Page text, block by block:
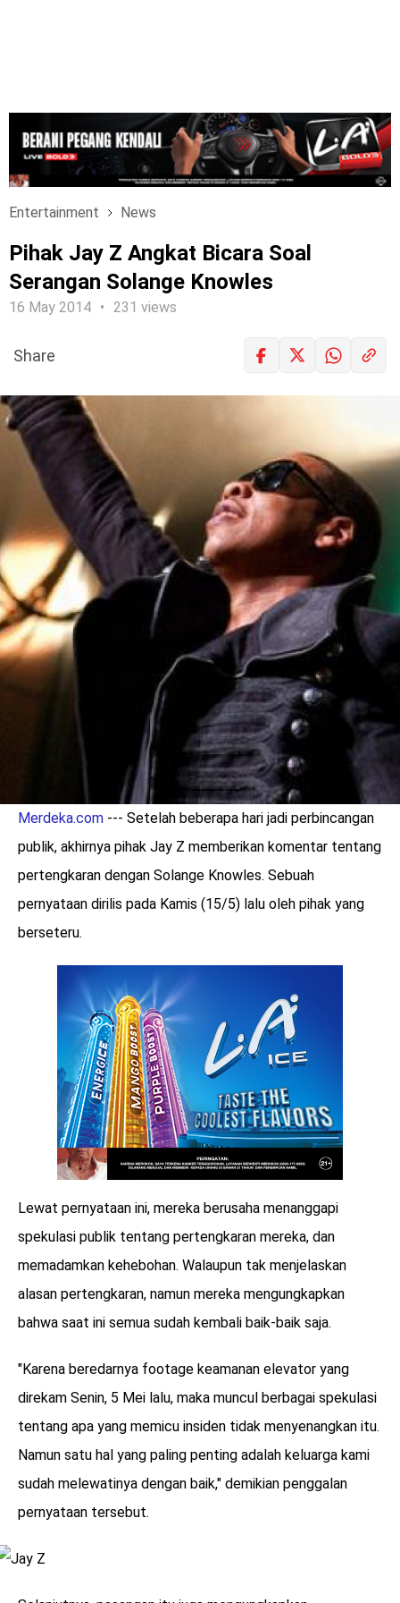
Entertainment News
Pihak Jay Z Angkat Bicara Soal
Serangan Solange Knowles
16 May 2014 231 views
menarik
Share
Merdeka.com --- Setelah beberapa hari jadi perbincangan
publik, akhirnya pihak Jay Z memberikan komentar tentang
pertengkaran dengan Solange Knowles. Sebuah
pernyataan dirilis pada Kamis (15/5) lalu oleh pihak yang
berseteru.
Lewat pernyataan ini, mereka berusaha menanggapi
spekulasi publik tentang pertengkaran mereka, dan
memadamkan kehebohan. Walaupun tak menjelaskan
alasan pertengkaran, namun mereka mengungkapkan
bahwa saat ini semua sudah kembali baik-baik saja.
"Karena beredarnya footage keamanan elevator yang
direkam Senin, 5 Mei lalu, maka muncul berbagai spekulasi
tentang apa yang memicu insiden tidak menyenangkan itu.
Namun satu hal yang paling penting adalah keluarga kami
sudah melewatinya dengan baik," demikian penggalan
pernyataan tersebut.